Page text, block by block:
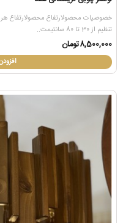
خصوصیات محصولارتفاع محصولارتفاع هر
تنظیم از 30 تا 80 سانتیمت..
8,500,000تومان